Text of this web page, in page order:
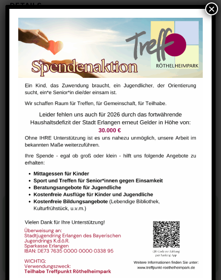
DETAILS
Datum:
August 5
Zeit:
18:30 - 22:00
Kardecgruppe Erlangen – Deutsche Spiritistische
Vereinigung e. V
Raum 113
Deutsch-Bistro
Tel.:09131-9232777
E-Mail:leitung@treffpunkt-roethelheimpark.de